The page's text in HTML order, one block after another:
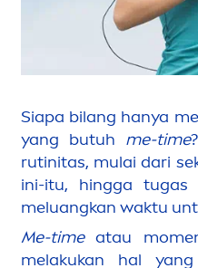
Siapa bilang hanya
yang butuh me-time
rutinitas, mulai dari
ini-itu, hingga tugas
meluangkan waktu
Me-timeatau mo
melakukan hal